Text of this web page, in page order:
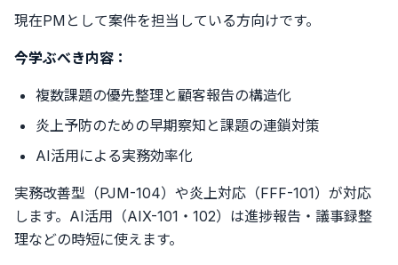
現在PMとして案件を担当している方向けです。
今学ぶべき内容：
複数課題の優先整理と顧客報告の構造化
炎上予防のための早期察知と課題の連鎖対策
AI活用による実務効率化
実務改善型（PJM-104）や炎上対応（FFF-101）が対応
します。AI活用（AIX-101・102）は進捗報告・議事録整
理などの時短に使えます。